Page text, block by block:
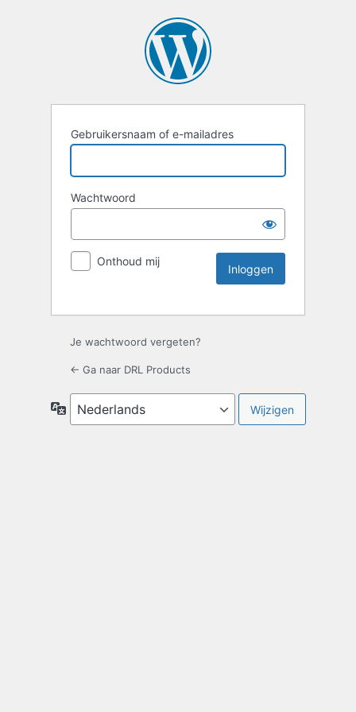
Gebruikersnaam of e-mailadres
Wachtwoord
Onthoud mij
Je wachtwoord vergeten?
← Ga naar DRL Products
Taal